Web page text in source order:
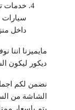
خدمات
سيارات
داخل
مايميزنا
ديكور ليكون
نضمن لكم
الشاشة من
يتم باسعار